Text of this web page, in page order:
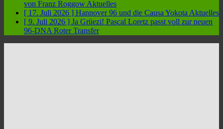
von Franz Roggow Aktuelles
[ 17. Juli 2026 ] Hannover 96 und die Causa Yokota Aktuelles
[ 9. Juli 2026 ] Ja Grüezi! Pascal Loretz passt voll zur neuen
96-DNA Roter Transfer